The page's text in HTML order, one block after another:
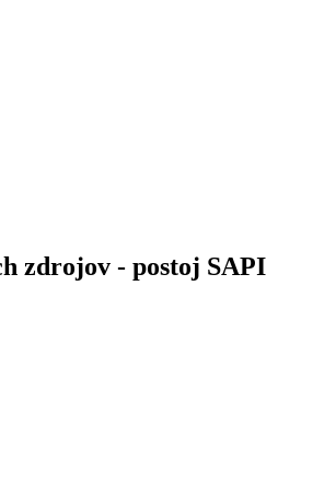
zdrojov - postoj SAPI